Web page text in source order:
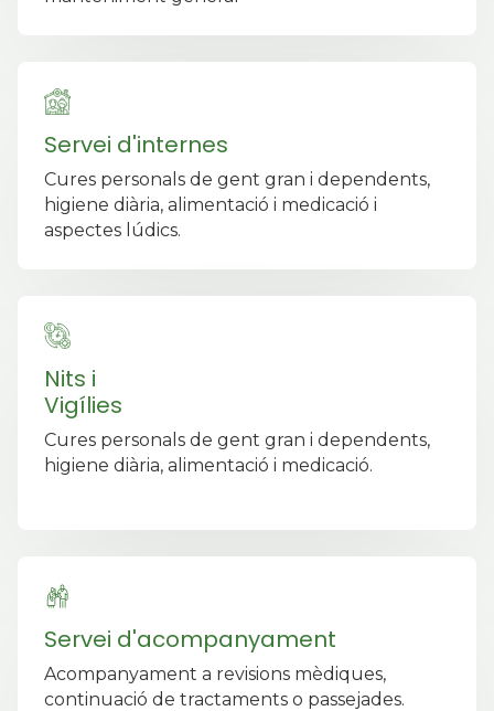
Servei d'internes
Cures personals de gent gran i dependents,
higiene diària, alimentació i medicació i
aspectes lúdics.
Nits i
Vigílies
Cures personals de gent gran i dependents,
higiene diària, alimentació i medicació.
Servei d'acompanyament
Acompanyament a revisions mèdiques,
continuació de tractaments o passejades.